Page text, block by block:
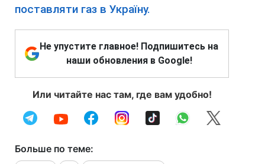
поставляти газ в Україну.
Не упустите главное! Подпишитесь на
наши обновления в Google!
Или читайте нас там, где вам удобно!
Больше по теме: